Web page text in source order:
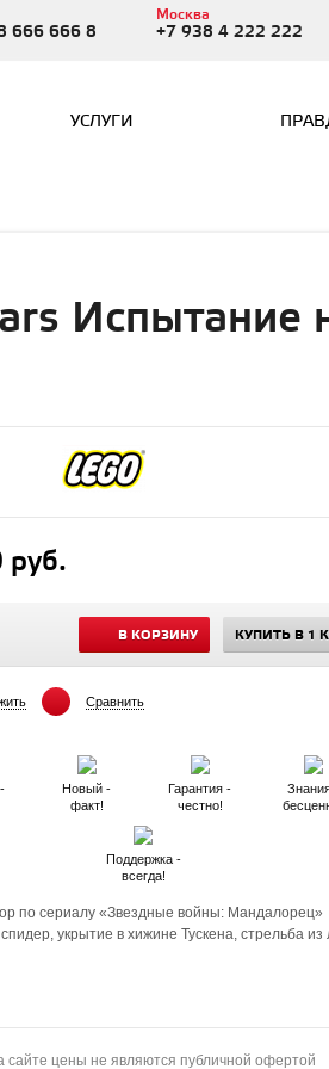
666 666 8
Москва
+7 938 4 222 222
УСЛУГИ
Испытание
руб.
В КОРЗИНУ КУПИТЬ В 1
Сравнить
Новый -
факт!
Гарантия -
честно!
Поддержка -
всегда!
по сериалу «Звездные войны: Мандалорец»
укрытие в хижине Тускена, стрельба из
сайте цены не являются публичной офертой